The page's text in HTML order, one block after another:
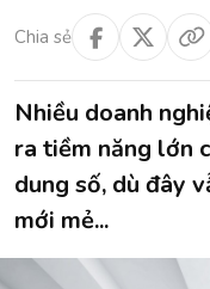
Chia sẻ
Nhiều doanh
ra tiềm năng lớn
dung số, dù đây
mới mẻ...